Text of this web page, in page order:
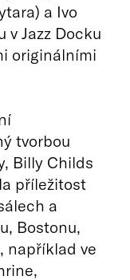
a Ivo
v Jazz Docku
originálními
tvorbou
Billy Childs
příležitost
a
Bostonu,
například ve